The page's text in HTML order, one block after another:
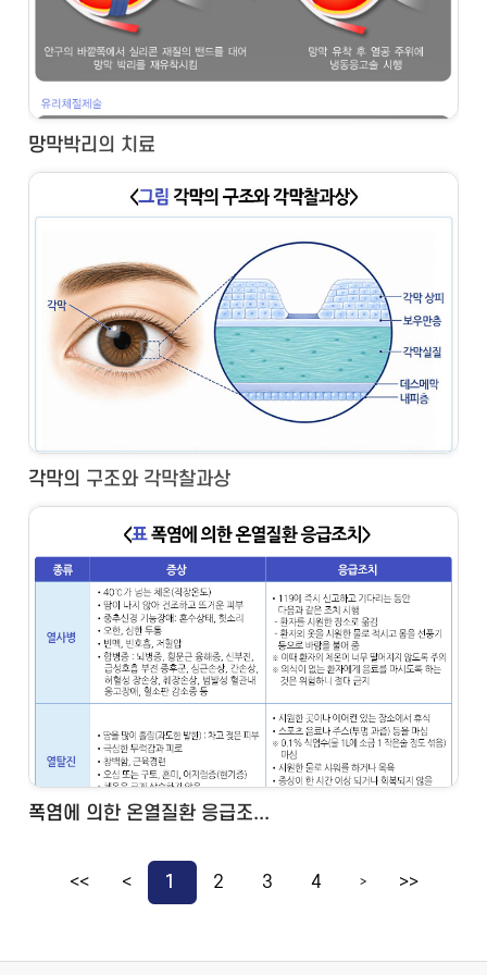
망막박리의 치료
각막의 구조와 각막찰과상
폭염에 의한 온열질환 응급조...
<< < 1 2 3 4 > >>